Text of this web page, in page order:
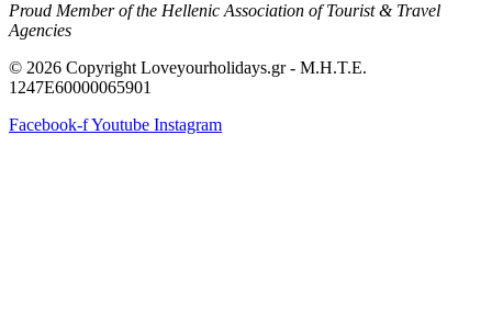
Proud Member of the Hellenic Association of Tourist & Travel
Agencies
© 2026 Copyright Loveyourholidays.gr - M.H.T.E.
1247Ε60000065901
Facebook-fYoutube Instagram